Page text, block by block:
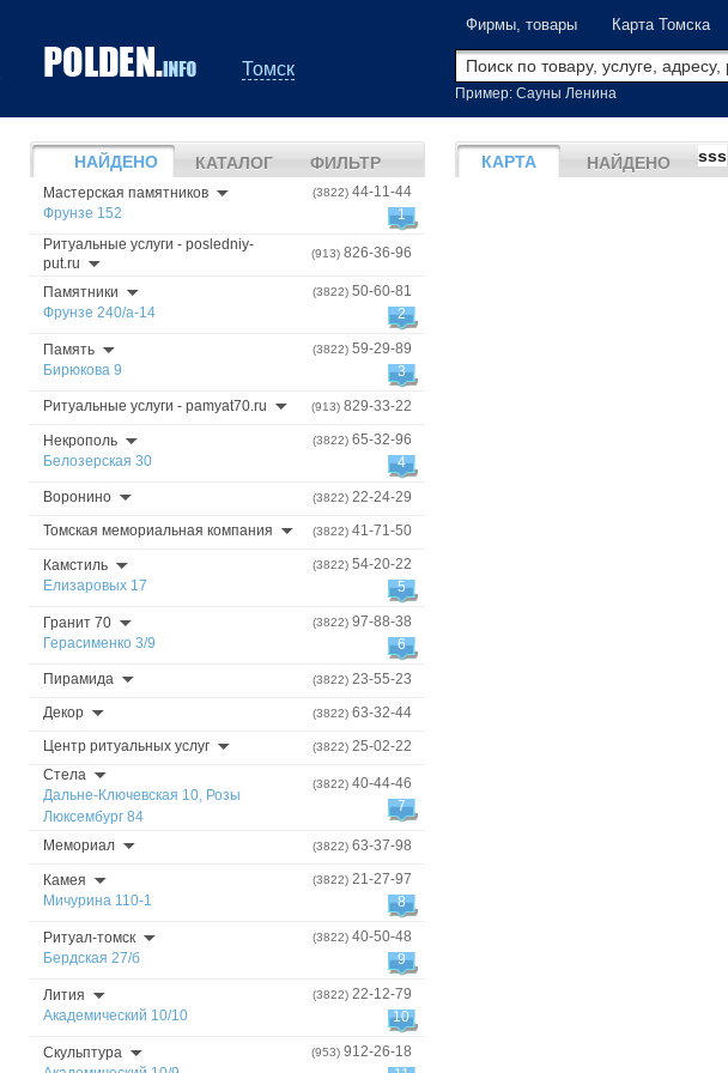
Томск
Фирмы, товары Карта Томска
Пример: Сауны Ленина
НАЙДЕНО КАТАЛОГ ФИЛЬТР
Мастерская памятников
Фрунзе 152
(3822) 44-11-44
1
Ритуальные услуги - posledniy-
put.ru
(913) 826-36-96
Памятники
Фрунзе 240/а-14
(3822) 50-60-81
2
Память
Бирюкова 9
(3822) 59-29-89
3
Ритуальные услуги - pamyat70.ru (913) 829-33-22
Некрополь
Белозерская 30
(3822) 65-32-96
4
Воронино (3822) 22-24-29
Томская мемориальная компания
(3822) 41-71-50
Камстиль
Елизаровых 17
(3822) 54-20-22
5
Гранит 70
Герасименко 3/9
(3822) 97-88-38
6
Пирамида (3822) 23-55-23
Декор
(3822) 63-32-44
Центр ритуальных услуг
(3822) 25-02-22
Стела
Дальне-Ключевская 10, Розы
Люксембург 84
(3822) 40-44-46
7
Мемориал (3822) 63-37-98
Камея
Мичурина 110-1
(3822) 21-27-97
8
Ритуал-томск
Бердская 27/б
(3822) 40-50-48
9
Лития
Академический 10/10
(3822) 22-12-79
10
Скульптура
(953) 912-26-18
КАРТА НАЙДЕНО sss